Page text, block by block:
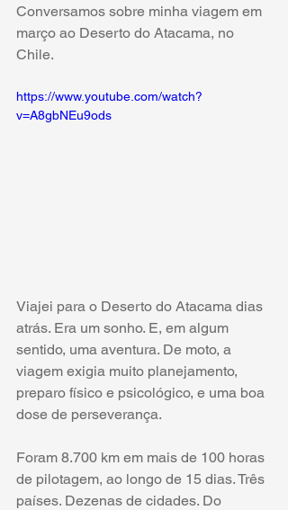
Conversamos sobre minha viagem em
março ao Deserto do Atacama, no
Chile.
https://www.youtube.com/watch?
v=A8gbNEu9ods
Viajei para o Deserto do Atacama dias
atrás. Era um sonho. E, em algum
sentido, uma aventura. De moto, a
viagem exigia muito planejamento,
preparo físico e psicológico, e uma boa
dose de perseverança.
Foram 8.700 km em mais de 100 horas
de pilotagem, ao longo de 15 dias. Três
países. Dezenas de cidades. Do